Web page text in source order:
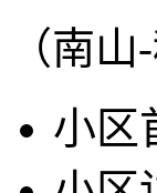
（南
小区